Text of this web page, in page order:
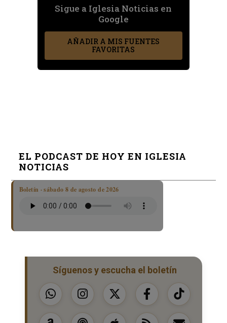
Sigue a Iglesia Noticias en
Google
AÑADIR A MIS FUENTES
FAVORITAS
EL PODCAST DE HOY EN IGLESIA
NOTICIAS
Boletín · sábado 8 de agosto de 2026
Síguenos y escucha el boletín